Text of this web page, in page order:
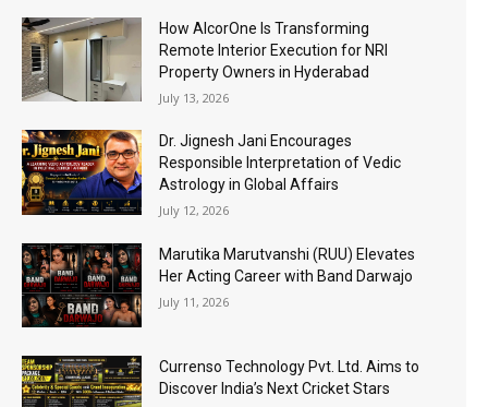
How AlcorOne Is Transforming
Remote Interior Execution for NRI
Property Owners in Hyderabad
July 13, 2026
Dr. Jignesh Jani Encourages
Responsible Interpretation of Vedic
Astrology in Global Affairs
July 12, 2026
Marutika Marutvanshi (RUU) Elevates
Her Acting Career with Band Darwajo
July 11, 2026
Currenso Technology Pvt. Ltd. Aims to
Discover India’s Next Cricket Stars